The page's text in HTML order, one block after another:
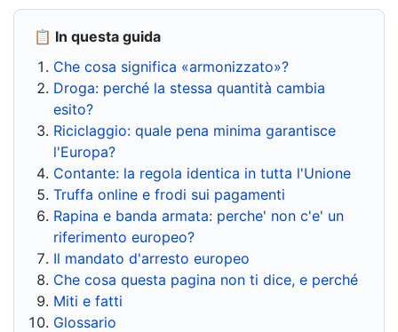
📋 In questa guida
Che cosa significa «armonizzato»?
Droga: perché la stessa quantità cambia
esito?
Riciclaggio: quale pena minima garantisce
l'Europa?
Contante: la regola identica in tutta l'Unione
Truffa online e frodi sui pagamenti
Rapina e banda armata: perche' non c'e' un
riferimento europeo?
Il mandato d'arresto europeo
Che cosa questa pagina non ti dice, e perché
Miti e fatti
Glossario